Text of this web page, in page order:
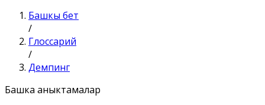
Башкы бет
/
Глоссарий
/
Демпинг
Башка аныктамалар